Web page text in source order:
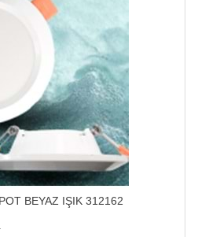
BEYAZ IŞIK 312162